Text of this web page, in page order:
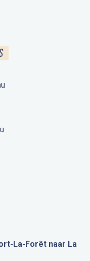
La-Forêt naar La